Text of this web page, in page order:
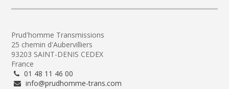
Prud'homme Transmissions
25 chemin d'Aubervilliers
93203 SAINT-DENIS CEDEX
France
01 48 11 46 00
info@prudhomme-trans.com